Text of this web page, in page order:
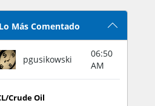
Lo Más Comentado
pgusikowski
06:50
AM
Crude Oil